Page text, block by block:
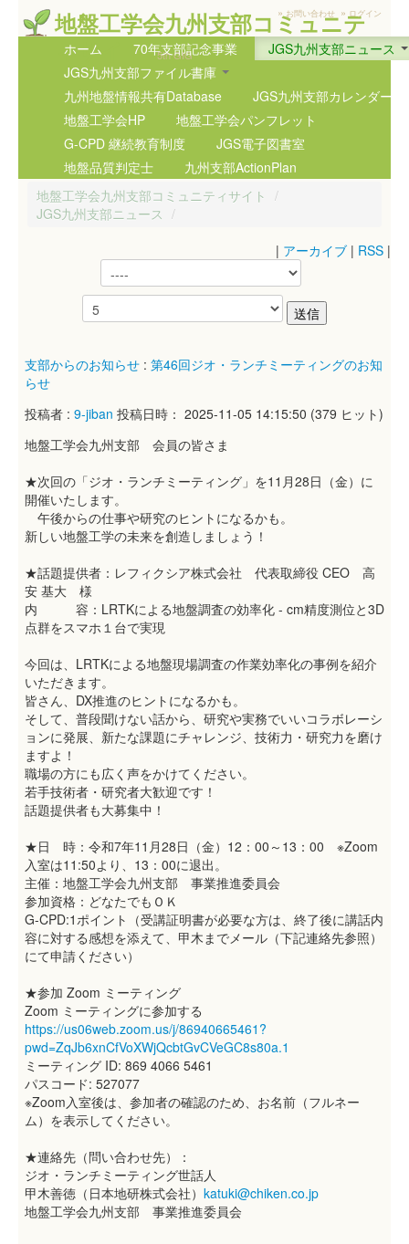
地盤工学会九州支部コミュニテ
ィサイト
5th GIG
» お問い合わせ » ログイン
ホーム 70年支部記念事業
JGS九州支部ニュース
JGS九州支部ファイル書庫
九州地盤情報共有Database
JGS九州支部カレンダー
地盤工学会HP
地盤工学会パンフレット
G-CPD 継続教育制度
JGS電子図書室
地盤品質判定士
九州支部ActionPlan
地盤工学会九州支部コミュニティサイト /
JGS九州支部ニュース /
| アーカイブ | RSS |
支部からのお知らせ : 第46回ジオ・ランチミーティングのお知
らせ
投稿者 : 9-jiban 投稿日時： 2025-11-05 14:15:50 (379 ヒット)
地盤工学会九州支部 会員の皆さま
★次回の「ジオ・ランチミーティング」を11月28日（金）に
開催いたします。
午後からの仕事や研究のヒントになるかも。
新しい地盤工学の未来を創造しましょう！
★話題提供者：レフィクシア株式会社 代表取締役 CEO 高
安 基大 様
内 容：LRTKによる地盤調査の効率化 - cm精度測位と3D
点群をスマホ１台で実現
今回は、LRTKによる地盤現場調査の作業効率化の事例を紹介
いただきます。
皆さん、DX推進のヒントになるかも。
そして、普段聞けない話から、研究や実務でいいコラボレーシ
ョンに発展、新たな課題にチャレンジ、技術力・研究力を磨け
ますよ！
職場の方にも広く声をかけてください。
若手技術者・研究者大歓迎です！
話題提供者も大募集中！
★日 時：令和7年11月28日（金）12：00～13：00 ※Zoom
入室は11:50より、13：00に退出。
主催：地盤工学会九州支部 事業推進委員会
参加資格：どなたでもＯＫ
G-CPD:1ポイント（受講証明書が必要な方は、終了後に講話内
容に対する感想を添えて、甲木までメール（下記連絡先参照）
にて申請ください）
★参加 Zoom ミーティング
Zoom ミーティングに参加する
https://us06web.zoom.us/j/86940665461?
pwd=ZqJb6xnCfVoXWjQcbtGvCVeGC8s80a.1
ミーティング ID: 869 4066 5461
パスコード: 527077
※Zoom入室後は、参加者の確認のため、お名前（フルネー
ム）を表示してください。
★連絡先（問い合わせ先）：
ジオ・ランチミーティング世話人
甲木善徳（日本地研株式会社） katuki@chiken.co.jp
地盤工学会九州支部 事業推進委員会